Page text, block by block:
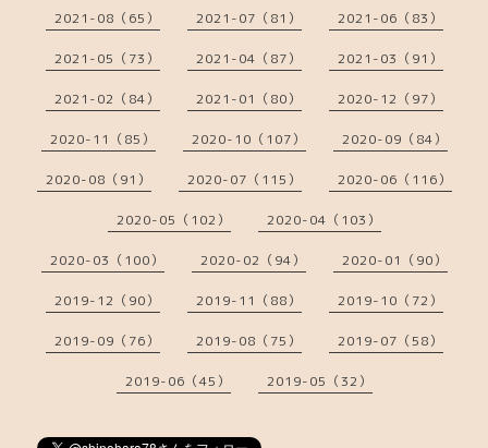
2021-08（65） 2021-07（81） 2021-06（83）
2021-05（73） 2021-04（87） 2021-03（91）
2021-02（84） 2021-01（80） 2020-12（97）
2020-11（85） 2020-10（107） 2020-09（84）
2020-08（91） 2020-07（115） 2020-06（116）
2020-05（102） 2020-04（103）
2020-03（100） 2020-02（94） 2020-01（90）
2019-12（90） 2019-11（88） 2019-10（72）
2019-09（76） 2019-08（75） 2019-07（58）
2019-06（45） 2019-05（32）